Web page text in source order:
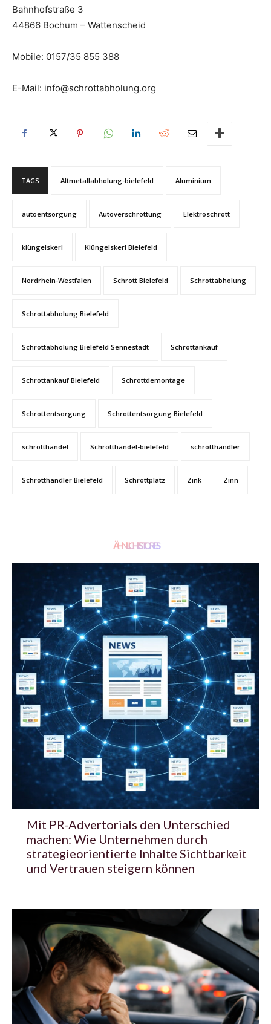
Bahnhofstraße 3
44866 Bochum – Wattenscheid
Mobile: 0157/35 855 388
E-Mail: info@schrottabholung.org
TAGS Altmetallabholung-bielefeld Aluminium
autoentsorgung Autoverschrottung Elektroschrott
klüngelskerl Klüngelskerl Bielefeld
Nordrhein-Westfalen Schrott Bielefeld Schrottabholung
Schrottabholung Bielefeld
Schrottabholung Bielefeld Sennestadt Schrottankauf
Schrottankauf Bielefeld Schrottdemontage
Schrottentsorgung Schrottentsorgung Bielefeld
schrotthandel Schrotthandel-bielefeld schrotthändler
Schrotthändler Bielefeld Schrottplatz Zink Zinn
ÄHNLICHE STORIES
Mit PR-Advertorials den Unterschied
machen: Wie Unternehmen durch
strategieorientierte Inhalte Sichtbarkeit
und Vertrauen steigern können